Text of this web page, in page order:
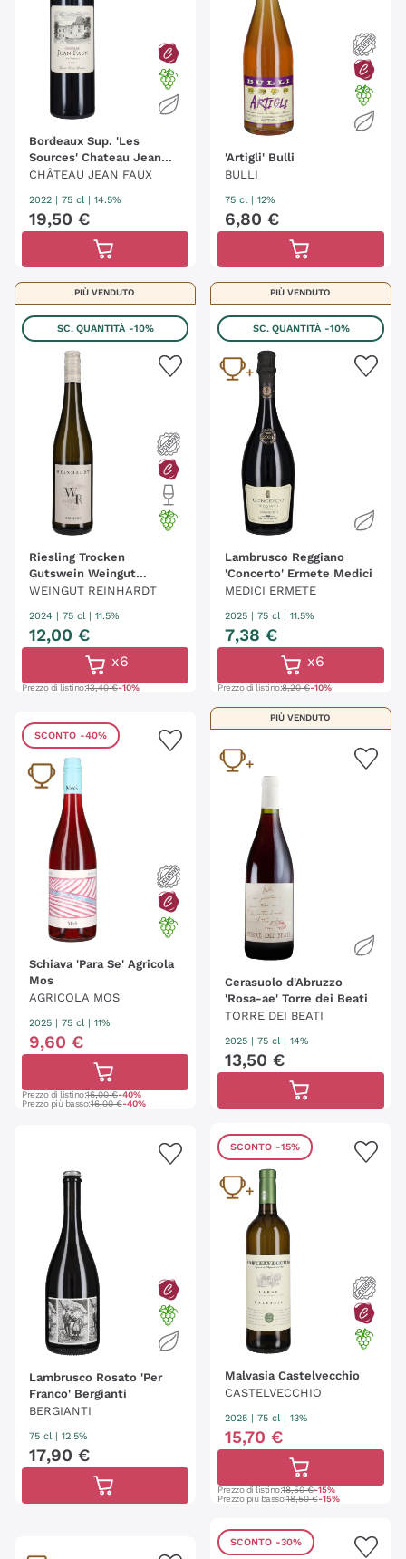
Bordeaux Sup. 'Les
Sources' Chateau Jean
Faux
CHÂTEAU JEAN FAUX
2022 | 75 cl | 14.5%
19,50 €
'Artigli' Bulli
BULLI
75 cl | 12%
6,80 €
PIÙ VENDUTO
SC. QUANTITÀ -10%
Riesling Trocken
Gutswein Weingut
Reinhardt
WEINGUT REINHARDT
2024 | 75 cl | 11.5%
12,00 €
Prezzo di listino:13,40 €-10%
x6
PIÙ VENDUTO
SC. QUANTITÀ -10%
Lambrusco Reggiano
'Concerto' Ermete Medici
MEDICI ERMETE
2025 | 75 cl | 11.5%
7,38 €
Prezzo di listino:8,20 €-10%
x6
SCONTO -40%
Schiava 'Para Se' Agricola
Mos
AGRICOLA MOS
2025 | 75 cl | 11%
9,60 €
Prezzo di listino:16,00 €-40%
Prezzo più basso:16,00 €-40%
PIÙ VENDUTO
Cerasuolo d'Abruzzo
'Rosa-ae' Torre dei Beati
TORRE DEI BEATI
2025 | 75 cl | 14%
13,50 €
Lambrusco Rosato 'Per
Franco' Bergianti
BERGIANTI
75 cl | 12.5%
17,90 €
SCONTO -15%
Malvasia Castelvecchio
CASTELVECCHIO
2025 | 75 cl | 13%
15,70 €
Prezzo di listino:18,50 €-15%
Prezzo più basso:18,50 €-15%
SCONTO -30%